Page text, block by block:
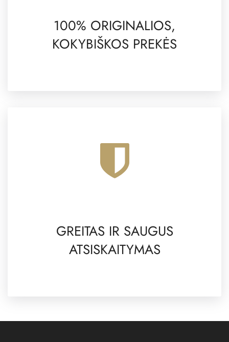
100% ORIGINALIOS,
KOKYBIŠKOS PREKĖS
GREITAS IR SAUGUS
ATSISKAITYMAS